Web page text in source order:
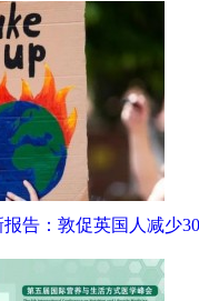
告：敦促英国人减少